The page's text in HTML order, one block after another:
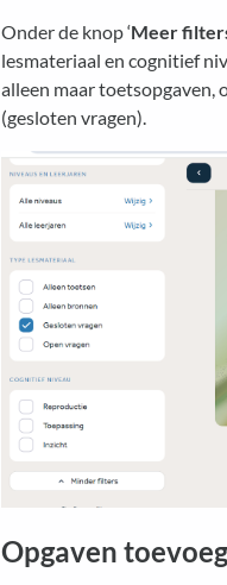
Onder de knop ‘Meer
lesmateriaal en cognitief
alleen maar toetsopgaven,
(gesloten vragen).
Opgaven